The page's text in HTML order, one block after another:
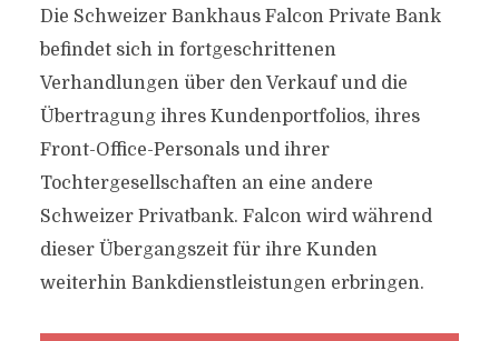
Die Schweizer Bankhaus Falcon Private Bank
befindet sich in fortgeschrittenen
Verhandlungen über den Verkauf und die
Übertragung ihres Kundenportfolios, ihres
Front-Office-Personals und ihrer
Tochtergesellschaften an eine andere
Schweizer Privatbank. Falcon wird während
dieser Übergangszeit für ihre Kunden
weiterhin Bankdienstleistungen erbringen.